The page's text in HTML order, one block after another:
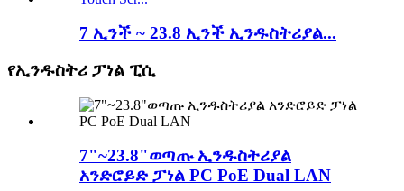
7 ኢንች ~ 23.8 ኢንች ኢንዱስትሪያል...
የኢንዱስትሪ ፓነል ፒሲ
7"~23.8"ወጣጡ ኢንዱስትሪያል
አንድሮይድ ፓነል PC PoE Dual LAN